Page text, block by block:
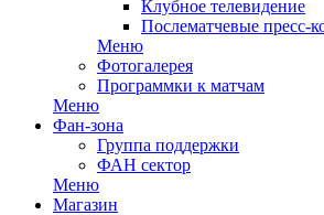
Клубное телевидение
Послематчевые пресс-
Меню
Фотогалерея
Программки к матчам
Меню
Фан-зона
Группа поддержки
ФАН сектор
Меню
Магазин